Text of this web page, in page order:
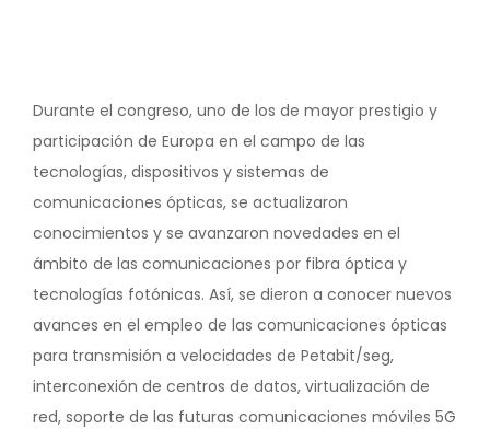
Durante el congreso, uno de los de mayor prestigio y
participación de Europa en el campo de las
tecnologías, dispositivos y sistemas de
comunicaciones ópticas, se actualizaron
conocimientos y se avanzaron novedades en el
ámbito de las comunicaciones por fibra óptica y
tecnologías fotónicas. Así, se dieron a conocer nuevos
avances en el empleo de las comunicaciones ópticas
para transmisión a velocidades de Petabit/seg,
interconexión de centros de datos, virtualización de
red, soporte de las futuras comunicaciones móviles 5G